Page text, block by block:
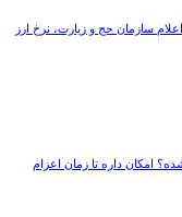
سازمان حج و زیارت، نرخ ارز
شده؟ امکان داره تا زمان اعزام